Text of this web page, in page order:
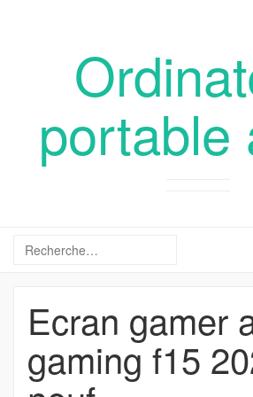
portable
Ecran gamer
gaming f15